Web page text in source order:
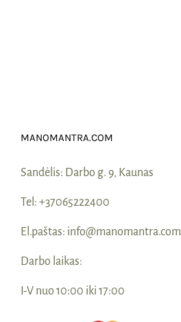
MANOMANTRA.COM
Sandėlis: Darbo g. 9, Kaunas
Tel: +37065222400
El.paštas: info@manomantra.com
Darbo laikas:
I-V nuo 10:00 iki 17:00